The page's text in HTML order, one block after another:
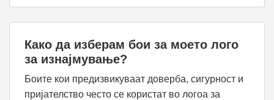
Како да изберам бои за моето лого
за изнајмување?
Боите кои предизвикуваат доверба, сигурност и
пријателство често се користат во логоа за